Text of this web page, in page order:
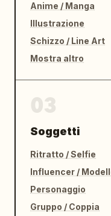
Anime / Manga
Illustrazione
Schizzo / Line Art
Mostra altro
Soggetti
Ritratto / Selfie
Influencer /
Personaggio
Gruppo / Coppia